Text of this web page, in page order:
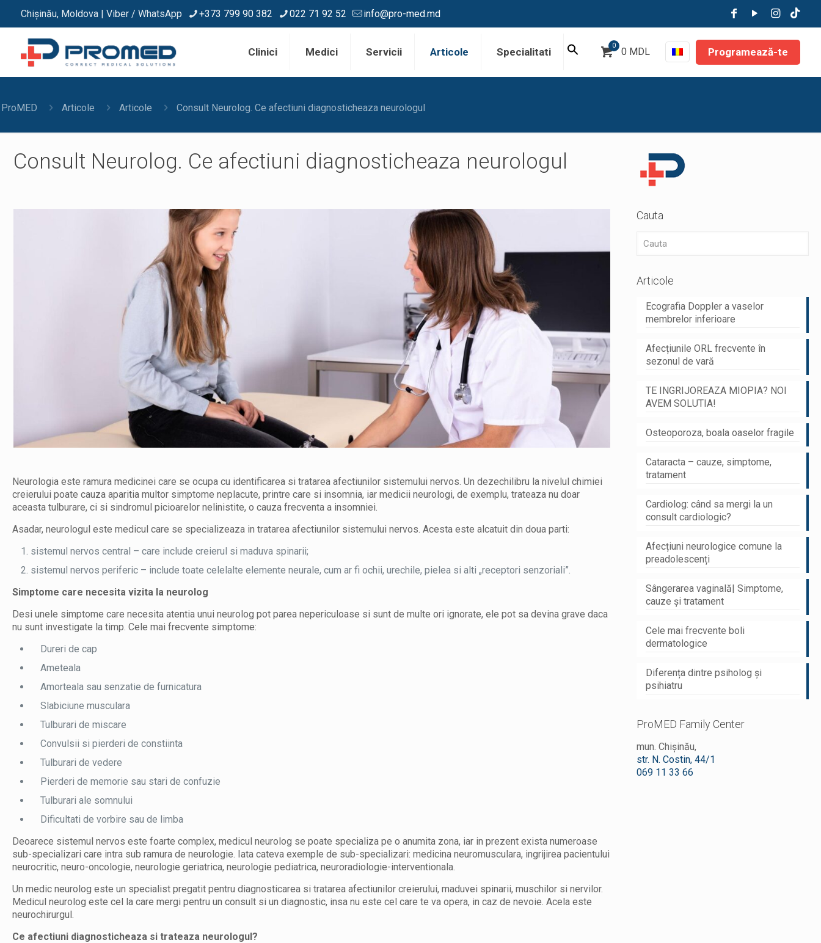
Chișinău, Moldova | Viber / WhatsApp +373 799 90 382 022 71 92 52 info@pro-med.md
Clinici Medici Servicii Articole Specialitati
0
0 MDL Programează-te
ProMED Articole Articole Consult Neurolog. Ce afectiuni diagnosticheaza neurologul
Consult Neurolog. Ce afectiuni diagnosticheaza neurologul
Neurologia este ramura medicinei care se ocupa cu identificarea si tratarea afectiunilor sistemului nervos. Un dezechilibru la nivelul chimiei
creierului poate cauza aparitia multor simptome neplacute, printre care si insomnia, iar medicii neurologi, de exemplu, trateaza nu doar
aceasta tulburare, ci si sindromul picioarelor nelinistite, o cauza frecventa a insomniei.
Asadar, neurologul este medicul care se specializeaza in tratarea afectiunilor sistemului nervos. Acesta este alcatuit din doua parti:
sistemul nervos central – care include creierul si maduva spinarii;
sistemul nervos periferic – include toate celelalte elemente neurale, cum ar fi ochii, urechile, pielea si alti „receptori senzoriali”.
Simptome care necesita vizita la neurolog
Desi unele simptome care necesita atentia unui neurolog pot parea nepericuloase si sunt de multe ori ignorate, ele pot sa devina grave daca
nu sunt investigate la timp. Cele mai frecvente simptome:
Dureri de cap
Ameteala
Amorteala sau senzatie de furnicatura
Slabiciune musculara
Tulburari de miscare
Convulsii si pierderi de constiinta
Tulburari de vedere
Pierderi de memorie sau stari de confuzie
Tulburari ale somnului
Dificultati de vorbire sau de limba
Deoarece sistemul nervos este foarte complex, medicul neurolog se poate specializa pe o anumita zona, iar in prezent exista numeroase
sub-specializari care intra sub ramura de neurologie. Iata cateva exemple de sub-specializari: medicina neuromusculara, ingrijirea pacientului
neurocritic, neuro-oncologie, neurologie geriatrica, neurologie pediatrica, neuroradiologie-interventionala.
Un medic neurolog este un specialist pregatit pentru diagnosticarea si tratarea afectiunilor creierului, maduvei spinarii, muschilor si nervilor.
Medicul neurolog este cel la care mergi pentru un consult si un diagnostic, insa nu este cel care te va opera, in caz de nevoie. Acela este
neurochirurgul.
Ce afectiuni diagnosticheaza si trateaza neurologul?
Cauta
Articole
Ecografia Doppler a vaselor
membrelor inferioare
Afecțiunile ORL frecvente în
sezonul de vară
TE INGRIJOREAZA MIOPIA? NOI
AVEM SOLUTIA!
Osteoporoza, boala oaselor fragile
Cataracta – cauze, simptome,
tratament
Cardiolog: când sa mergi la un
consult cardiologic?
Afecțiuni neurologice comune la
preadolescenți
Sângerarea vaginală| Simptome,
cauze și tratament
Cele mai frecvente boli
dermatologice
Diferența dintre psiholog și
psihiatru
ProMED Family Center
mun. Chișinău,
str. N. Costin, 44/1
069 11 33 66